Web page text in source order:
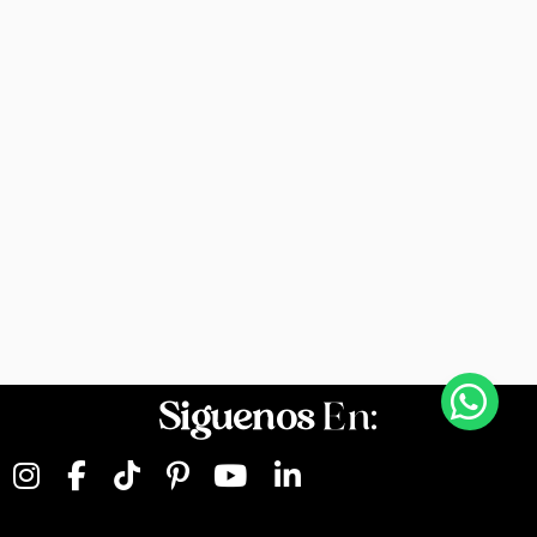
SiguenosEn: